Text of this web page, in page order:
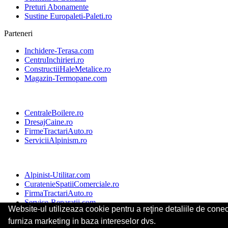
Website-ul utilizeaza cookie pentru a reţine detaliile de
furniza marketing in baza intereselor dvs.
Preturi Abonamente
Sustine Europaleti-Paleti.ro
Parteneri
Inchidere-Terasa.com
CentruInchirieri.ro
ConstructiiHaleMetalice.ro
Magazin-Termopane.com
CentraleBoilere.ro
DresajCaine.ro
FirmeTractariAuto.ro
ServiciiAlpinism.ro
Alpinist-Utilitar.com
CuratenieSpatiiComerciale.ro
FirmaTractariAuto.ro
Service-Reparatii.com
© 2014-2026 Powered byVilonMedia&Tokaido Consult